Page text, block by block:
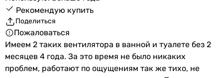
Рекомендую купить
Поделиться
Пожаловаться
Имеем 2 таких вентилятора в ванной и туалете без 2
месяцев 4 года. За это время не было никаких
проблем, работают по ощущениям так же тихо, не